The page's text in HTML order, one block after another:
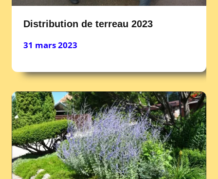
Distribution de terreau 2023
31 mars 2023